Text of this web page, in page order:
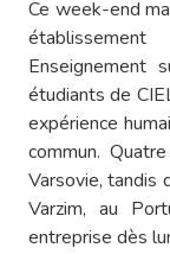
Ce week-end
Enseignement
étudiants de
expérience
commun.
Varsovie, tandis
Varzim, au
entreprise dès